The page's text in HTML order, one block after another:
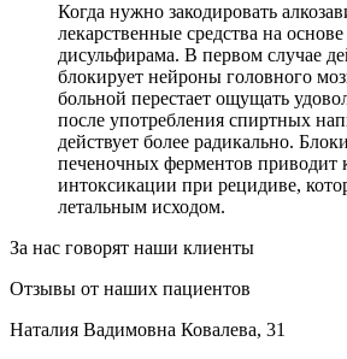
Когда нужно закодировать
лекарственные средства на
дисульфирама. В первом случае
блокирует нейроны головного
больной перестает ощущать
после употребления спиртных
действует более радикально.
печеночных ферментов приводит
интоксикации при рецидиве,
летальным исходом.
За нас говорят наши клиенты
Отзывы от наших пациентов
Наталия Вадимовна Ковалева, 31